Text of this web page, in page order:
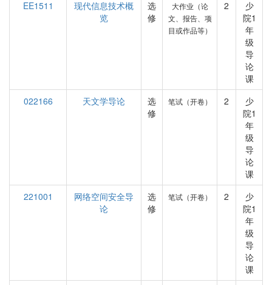
EE1511
现代信息技术概
览
选
修
大作业（论
文、报告、项
目或作品等）
2
少
院1
年
级
导
论
课
022166
天文学导论
选
修
笔试（开卷） 2
少
院1
年
级
导
论
课
221001
网络空间安全导
论
选
修
笔试（开卷） 2
少
院1
年
级
导
论
课